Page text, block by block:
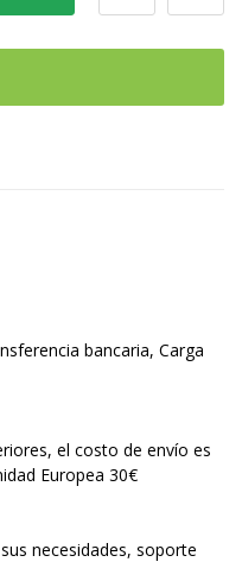
bancaria, Carga
el costo de envío es
Europea 30€
necesidades, soporte